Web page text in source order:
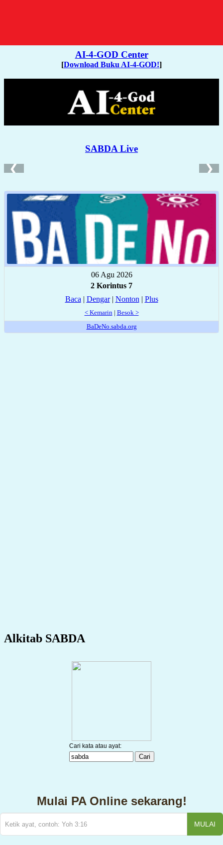
Mulai PA Online sekarang!
MULAI